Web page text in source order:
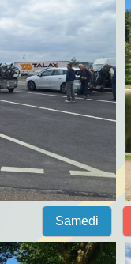
Samedi